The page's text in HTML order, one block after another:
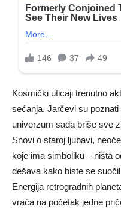
Kosmički uticaji trenutno
sećanja. Jarčevi su
univerzum sada briše sve
Snovi o staroj ljubavi,
koje ima simboliku – ništa
dešava kako biste se
Energija retrogradnih
vraća na početak jedne